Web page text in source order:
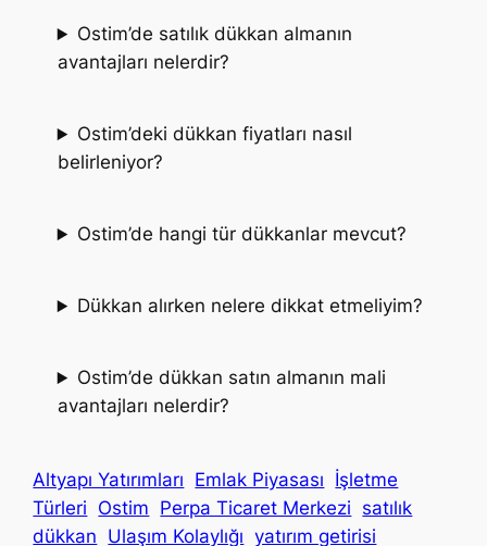
Ostim’de satılık dükkan almanın
avantajları nelerdir?
Ostim’deki dükkan fiyatları nasıl
belirleniyor?
Ostim’de hangi tür dükkanlar mevcut?
Dükkan alırken nelere dikkat etmeliyim?
Ostim’de dükkan satın almanın mali
avantajları nelerdir?
Altyapı Yatırımları Emlak Piyasası İşletme
Türleri Ostim Perpa Ticaret Merkezi satılık
dükkan Ulaşım Kolaylığı yatırım getirisi